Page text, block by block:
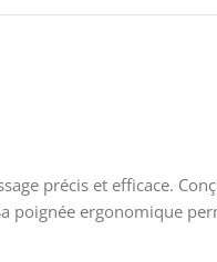
précis et efficace.
poignée ergonomique